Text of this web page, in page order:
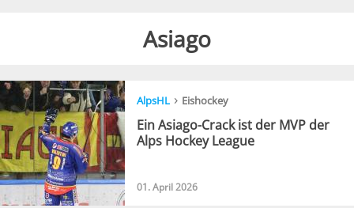
Asiago
AlpsHL › Eishockey
Ein Asiago-Crack ist der MVP der
Alps Hockey League
01. April 2026